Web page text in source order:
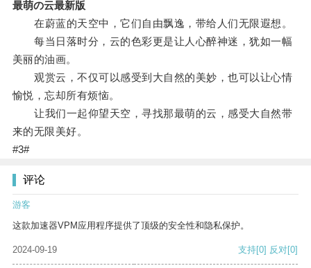
最萌の云最新版
在蔚蓝的天空中，它们自由飘逸，带给人们无限遐想。
每当日落时分，云的色彩更是让人心醉神迷，犹如一幅
美丽的油画。
观赏云，不仅可以感受到大自然的美妙，也可以让心情
愉悦，忘却所有烦恼。
让我们一起仰望天空，寻找那最萌的云，感受大自然带
来的无限美好。
#3#
评论
游客
这款加速器VPM应用程序提供了顶级的安全性和隐私保护。
2024-09-19 支持[0] 反对[0]